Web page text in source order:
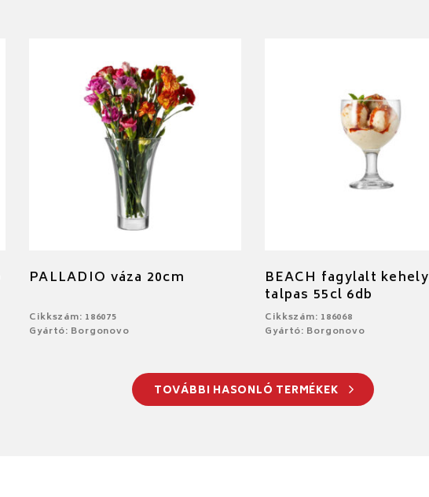
PALLADIO váza 20cm
Cikkszám: 186075
Gyártó: Borgonovo
BEACH fagylalt kehely
talpas 55cl 6db
Cikkszám: 186068
Gyártó: Borgonovo
TOVÁBBI HASONLÓ TERMÉKEK